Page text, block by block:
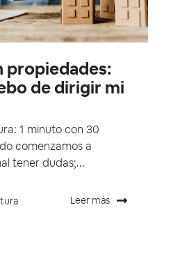
propiedades:
de dirigir mi
1 minuto con 30
comenzamos a
tener dudas;...
Leer más